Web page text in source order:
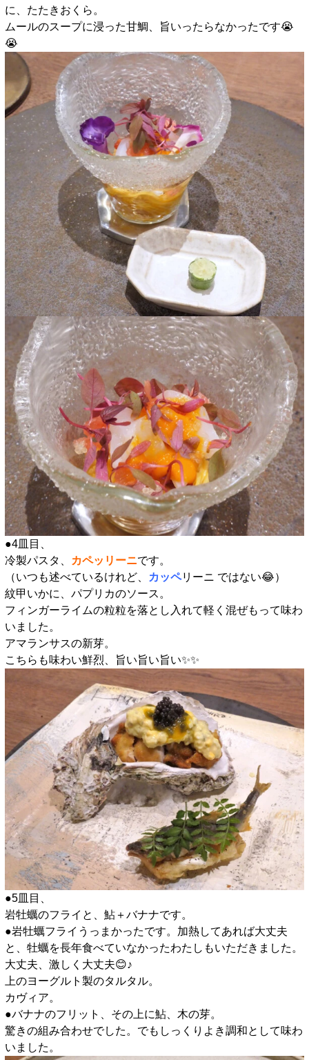
に、たたきおくら。
ムールのスープに浸った甘鯛、旨いったらなかったです😭
😭
●4皿目、
冷製パスタ、
カペッリーニです。
（いつも述べているけれど、
カッペリーニ ではない😂）
紋甲いかに、パプリカのソース。
フィンガーライムの粒粒を落とし入れて軽く混ぜもって味わ
いました。
アマランサスの新芽。
こちらも味わい鮮烈、旨い旨い旨い✨️✨️
●5皿目、
岩牡蠣のフライと、鮎＋バナナです。
●岩牡蠣フライうっまかったです。加熱してあれば大丈夫
と、牡蠣を長年食べていなかったわたしもいただきました。
大丈夫、激しく大丈夫😊♪
上のヨーグルト製のタルタル。
カヴィア。
●バナナのフリット、その上に鮎、木の芽。
驚きの組み合わせでした。でもしっくりよき調和として味わ
いました。